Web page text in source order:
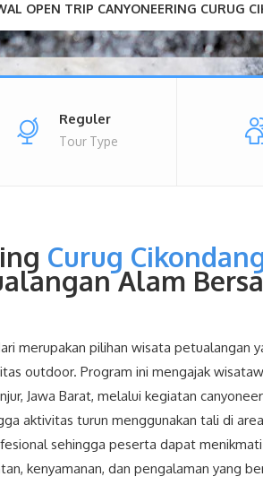
OPEN TRIP CANYONEERING CURUG
Reguler
Tour Type
Curug
Alam
merupakan pilihan wisata petualangan
outdoor. Program ini mengajak
Jawa Barat, melalui kegiatan
aktivitas turun menggunakan tali di
sehingga peserta dapat
kenyamanan, dan pengalaman yang